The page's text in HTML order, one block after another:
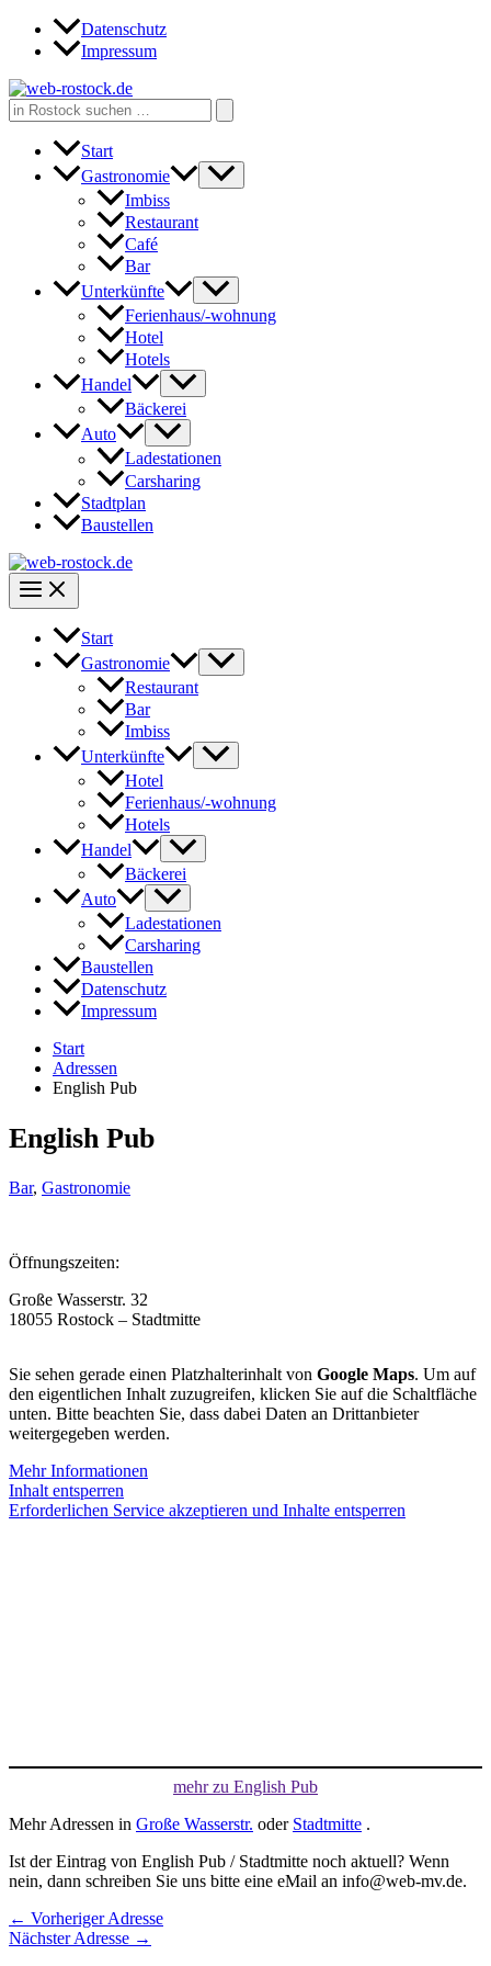
Zum
Inhalt
Datenschutz
Impressum
Search
for:
Start
Gastronomie
Imbiss
Restaurant
Café
Bar
Unterkünfte
Ferienhaus/-wohnung
Hotel
Hotels
Handel
Bäckerei
Auto
Ladestationen
Carsharing
Stadtplan
Baustellen
Start
Gastronomie
Restaurant
Bar
Imbiss
Unterkünfte
Hotel
Ferienhaus/-wohnung
Hotels
Handel
Bäckerei
Auto
Ladestationen
Carsharing
Baustellen
Datenschutz
Impressum
Start
Adressen
English Pub
English Pub
Bar, Gastronomie
Öffnungszeiten:
Große Wasserstr. 32
18055 Rostock – Stadtmitte
Sie sehen gerade einen Platzhalterinhalt von Google Maps. Um auf
den eigentlichen Inhalt zuzugreifen, klicken Sie auf die Schaltfläche
unten. Bitte beachten Sie, dass dabei Daten an Drittanbieter
weitergegeben werden.
Mehr Informationen
Inhalt entsperren
Erforderlichen Service akzeptieren und Inhalte entsperren
mehr zu English Pub
Mehr Adressen in Große Wasserstr. oder Stadtmitte .
Ist der Eintrag von English Pub / Stadtmitte noch aktuell? Wenn
nein, dann schreiben Sie uns bitte eine eMail an info@web-mv.de.
← Vorheriger Adresse
Nächster Adresse →